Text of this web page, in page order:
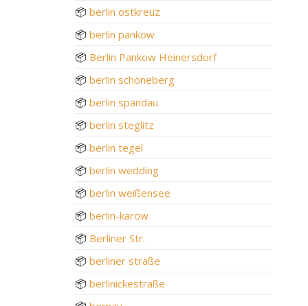
📦 berlin ostkreuz
📦 berlin pankow
📦 Berlin Pankow Heinersdorf
📦 berlin schöneberg
📦 berlin spandau
📦 berlin steglitz
📦 berlin tegel
📦 berlin wedding
📦 berlin weißensee
📦 berlin-karow
📦 Berliner Str.
📦 berliner straße
📦 berlinickestraße